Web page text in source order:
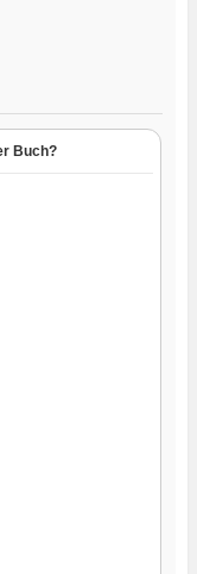
Buch?